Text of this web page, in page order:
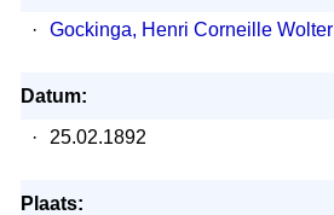
·
Gockinga, Henri Corneille Wolter
Datum:
·
25.02.1892
Plaats: